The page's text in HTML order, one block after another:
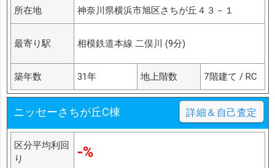
所在地 神奈川県横浜市旭区さちが丘４３－１
最寄り駅 相模鉄道本線 二俣川 (9分)
築年数 31年 地上階数 7階建て / RC
ニッセーさちが丘C棟 詳細＆自己査定
区分平均利回
り
-%